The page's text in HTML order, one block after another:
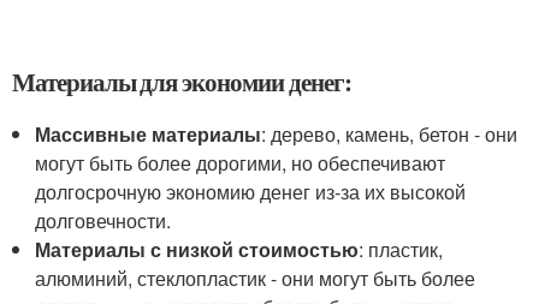
Материалы для экономии денег:
Массивные материалы: дерево, камень, бетон - они
могут быть более дорогими, но обеспечивают
долгосрочную экономию денег из-за их высокой
долговечности.
Материалы с низкой стоимостью: пластик,
алюминий, стеклопластик - они могут быть более